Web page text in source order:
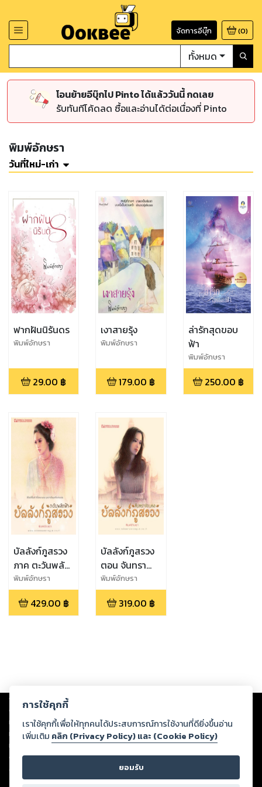
จัดการอีบุ๊ก (0)
ทั้งหมด
โอนย้ายอีบุ๊กไป Pinto ได้แล้ววันนี้ กดเลย
รับทันทีโค้ดลด ซื้อและอ่านได้ต่อเนื่องที่ Pinto
พิมพ์อักษรา
วันที่ใหม่-เก่า
ฟากฝันนิรันดร
พิมพ์อักษรา
29.00 ฿
เงาสายรุ้ง
พิมพ์อักษรา
179.00 ฿
ล่ารักสุดขอบ
ฟ้า
พิมพ์อักษรา
250.00 ฿
บัลลังก์ภูสรวง
ภาค ตะวันพลัด
ฟ้า
พิมพ์อักษรา
429.00 ฿
บัลลังก์ภูสรวง
ตอน จันทรา
ซ่อนกล
พิมพ์อักษรา
319.00 ฿
Copyright © 2026
ต่อผลงานหรือเนื้อหาใดที่อัปโหลดผ่านเว็บไซต์และปรากฏว่าละเมิดสิทธิใน
ทรัพย์สินทางปัญญาของบุคคลอื่นหรือขัดต่อกฎหมายและศีลธรรม ดังนั้น ผู้อ่าน
ทุกท่านโปรดใช้วิจารณญาณในการกลั่นกรองด้วยตนเอง และหากท่านพบว่าส่วน
หนึ่งส่วนใดขัดต่อกฎหมายและศีลธรรม กรุณาแจ้งมายังบริษัท เพื่อทีมงานจะได้
ดำเนินการในทันที ทั้งนี้ ทางสตอรี่ล็อกขอสงวนลิขสิทธิ์ตามพระราชบัญญัติ
ลิขสิทธิ์ พ.ศ. 2537 (ฉบับล่าสุด)
การใช้คุกกี้
เราใช้คุกกี้เพื่อให้ทุกคนได้ประสบการณ์การใช้งานที่ดียิ่งขึ้นอ่าน
เพิ่มเติม คลิก (Privacy Policy) และ (Cookie Policy)
ยอมรับ